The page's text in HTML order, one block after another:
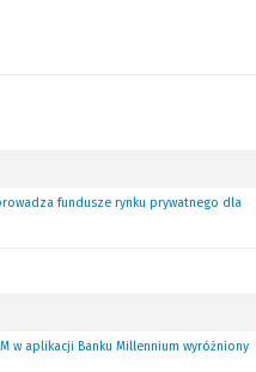
fundusze rynku prywatnego dla
w aplikacji Banku Millennium wyróżniony